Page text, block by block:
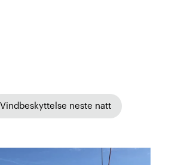
Vindbeskyttelse neste natt